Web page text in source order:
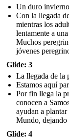
Un duro invierno
Con la llegada
mientras los
lentamente a
Muchos
jóvenes
Glide: 3
La llegada de la
Estamos aquí
Por fin llega la
conocen a
ayudan a
Mundo, dejando
Glide: 4